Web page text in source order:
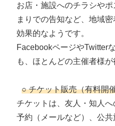
お店・施設へのチラシや
まりでの告知など、地域
効果的なようです。
FacebookページやTwitter
も、ほとんどの主催者様が
○ チケット販売（有料開
チケットは、友人・知人
予約（メールなど）、公